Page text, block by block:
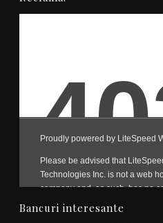
Bancuri interesante